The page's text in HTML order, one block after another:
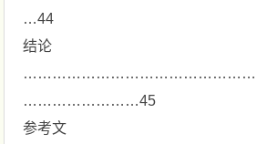
…44
结论
……………………45
参考文